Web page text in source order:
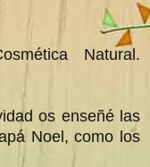
Natural.
os enseñé las
Noel, como los